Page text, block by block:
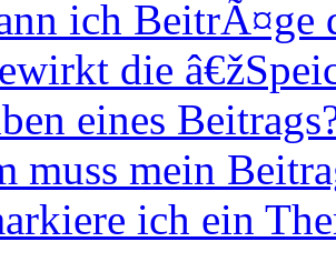
ich BeitrÃ¤ge
die
eines
muss mein
ich ein